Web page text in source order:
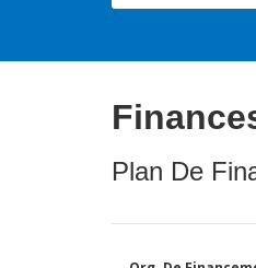
Plan De